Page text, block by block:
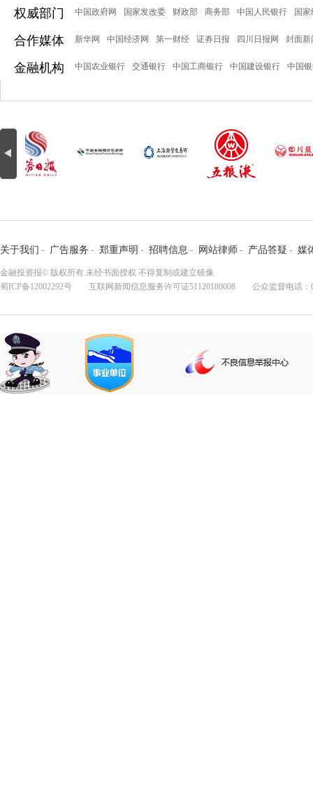
权威部门 中国政府网 国家发改委 财政部 商务部 中国人民银行 国
合作媒体 新华网 中国经济网 第一财经 证券日报 四川日报网 封面新
金融机构 中国农业银行 交通银行 中国工商银行 中国建设银行 中国
关于我们 - 广告服务 - 郑重声明 - 招聘信息 - 网站律师 - 产品答疑 - 媒
金融投资报© 版权所有 未经书面授权 不得复制或建立镜像
蜀ICP备12002292号 互联网新闻信息服务许可证51120180008 公众监督电话：